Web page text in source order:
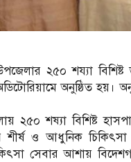
২৫০ শয্যা
অনুষ্ঠিত হয়।
২৫০ শষ্যা বিশিষ্ট
শীর্ষ ও আধুনিক
সেবার আশায়